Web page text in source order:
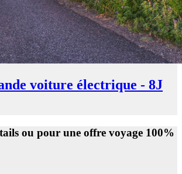
voiture électrique - 8J
ou pour une offre voyage 100%